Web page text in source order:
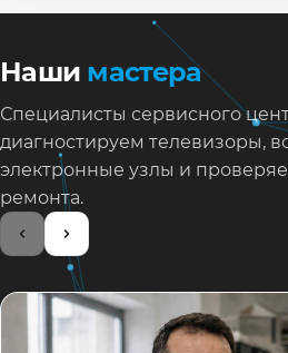
Наши мастера
Специалисты сервисного
диагностируем телевизоры,
электронные узлы и
ремонта.